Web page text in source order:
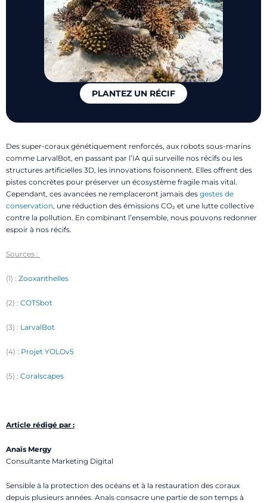
PLANTEZ UN RÉCIF
Des super-coraux génétiquement renforcés, aux robots sous-marins
comme LarvalBot, en passant par l’IA qui surveille nos récifs ou les
structures artificielles 3D, les innovations foisonnent. Elles offrent des
pistes concrètes pour préserver un écosystème fragile mais vital.
Cependant, ces avancées ne remplaceront jamais des gestes de
conservation, une réduction des émissions CO₂ et une lutte collective
contre la pollution. En combinant l’ensemble, nous pouvons redonner
espoir à nos récifs.
Sources :
(1) : Zooxanthelles
(2) : COTSbot
(3) : LarvalBot
(4) : Projet YOLOv5
(5) : Coralscapes
Article rédigé par :
Anaïs Mergy
Consultante Marketing Digital
Sensible à la protection des océans et à la restauration des coraux
depuis plusieurs années. Anaïs consacre une partie de son temps à